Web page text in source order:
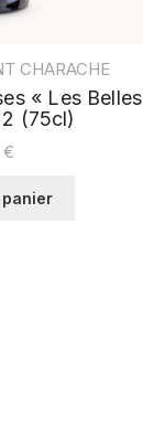
CHARACHE
« Les Belles
(75cl)
€